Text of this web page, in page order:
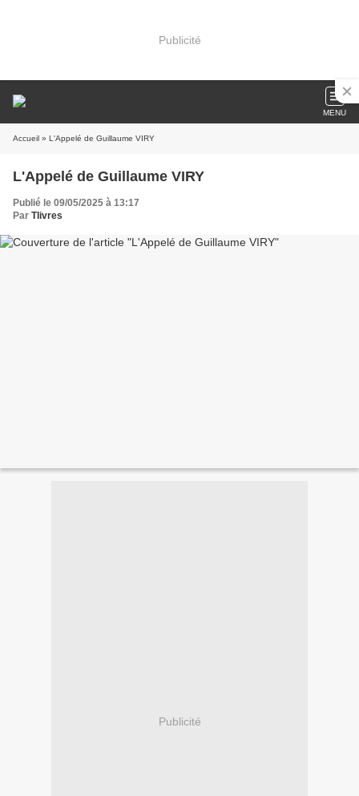
Publicité
MENU
Accueil » L'Appelé de Guillaume VIRY
L'Appelé de Guillaume VIRY
Publié le 09/05/2025 à 13:17
Par Tlivres
Publicité